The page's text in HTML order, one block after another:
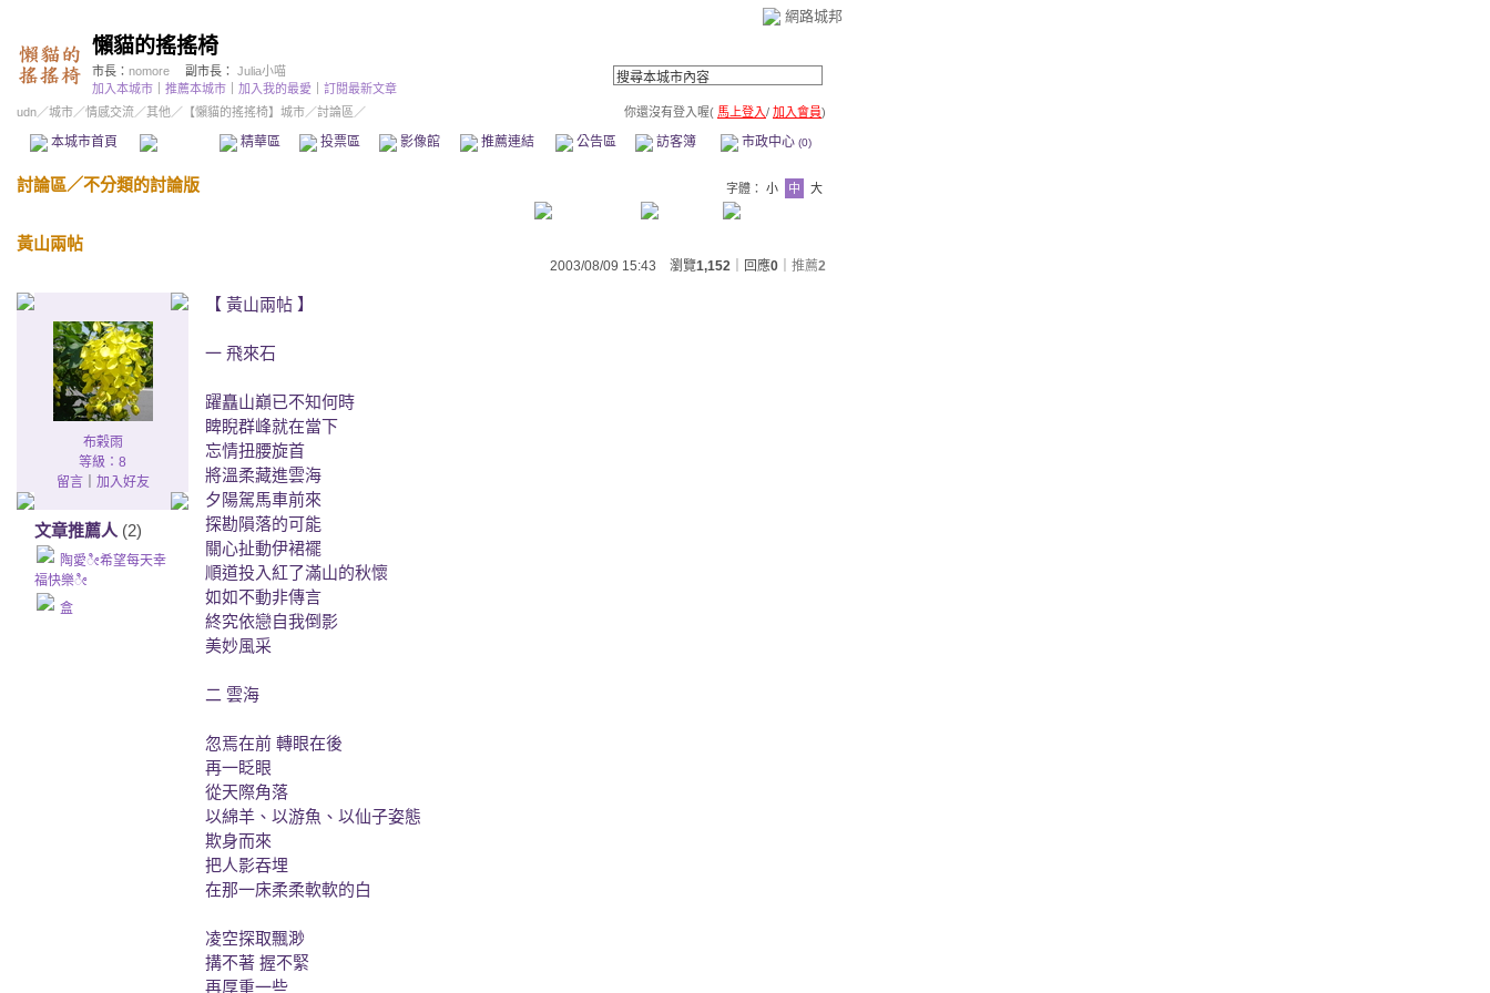
網路城邦
懶貓的搖搖椅
市長： nomore 副市長： Julia小喵
加入本城市
推薦本城市 加入我的最愛
訂閱最新文章
udn／城市／情感交流／其他 ／ 【懶貓的搖搖椅】城市／討論區／ 你還沒有登入喔( 馬上登入/ 加入會員)
本城市首頁 精華區 投票區 影像館 推薦連結 公告區 訪客簿 市政中心 (0)
討論區／不分類的討論版 字體： 小 中 大
黃山兩帖
2003/08/09 15:43 瀏覽1,152 ｜回應0 推薦2
布榖雨
等級：8
留言｜ 加入好友
文章推薦人 (2)
陶愛ೀ希望每天幸
福快樂ೀ
盒
【 黃山兩帖 】
一 飛來石
躍矗山巔已不知何時
睥睨群峰就在當下
忘情扭腰旋首
將溫柔藏進雲海
夕陽駕馬車前來
探勘隕落的可能
關心扯動伊裙襬
順道投入紅了滿山的秋懷
如如不動非傳言
終究依戀自我倒影
美妙風采
二 雲海
忽焉在前 轉眼在後
再一眨眼
從天際角落
以綿羊、以游魚、以仙子姿態
欺身而來
把人影吞埋
在那一床柔柔軟軟的白
凌空探取飄渺
搆不著 握不緊
再厚重一些